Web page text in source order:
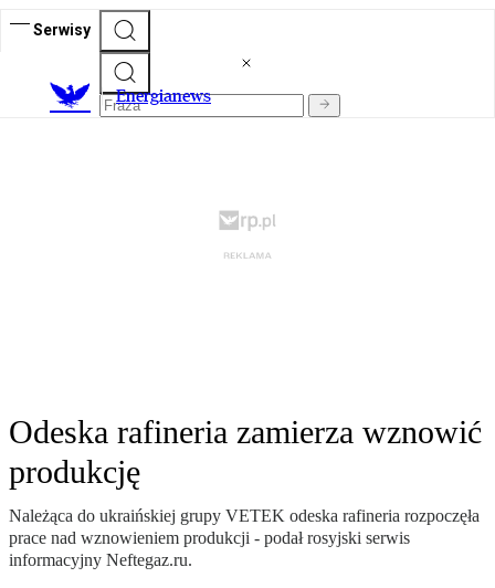
Serwisy
Energianews
Odeska rafineria zamierza wznowić
produkcję
Należąca do ukraińskiej grupy VETEK odeska rafineria rozpoczęła
prace nad wznowieniem produkcji - podał rosyjski serwis
informacyjny Neftegaz.ru.